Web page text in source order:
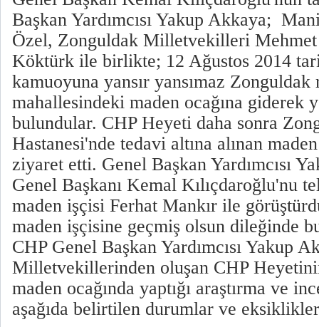
Başkan Yardımcısı Yakup Akkaya;
Özel, Zonguldak Milletvekilleri
Köktürk ile birlikte; 12 Ağustos 2014
kamuoyuna yansır yansımaz
mahallesindeki maden ocağına giderek
bulundular. CHP Heyeti daha sonra
Hastanesi'nde tedavi altına alınan
ziyaret etti. Genel Başkan Yardımcısı
Genel Başkanı Kemal Kılıçdaroğlu'nu
maden işçisi Ferhat Mankır ile
maden işçisine geçmiş olsun dileğinde
CHP Genel Başkan Yardımcısı Yakup
Milletvekillerinden oluşan CHP
maden ocağında yaptığı araştırma ve
aşağıda belirtilen durumlar ve